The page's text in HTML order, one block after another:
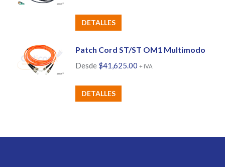
DETALLES
Patch Cord ST/ST OM1 Multimodo
Desde $41,625.00 + IVA
DETALLES